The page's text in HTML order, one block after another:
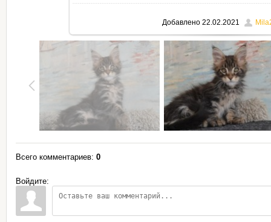
Добавлено22.02.2021
Всего комментариев: 0
Войдите: